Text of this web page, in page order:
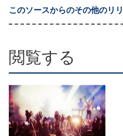
このソースからのその他のリ
閲覧する